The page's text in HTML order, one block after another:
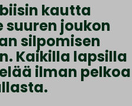
kautta
joukon
silpomisen
Kaikilla lapsilla
ilman pelkoa